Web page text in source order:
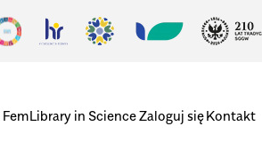
FemLibrary in ScienceZaloguj sięKontakt